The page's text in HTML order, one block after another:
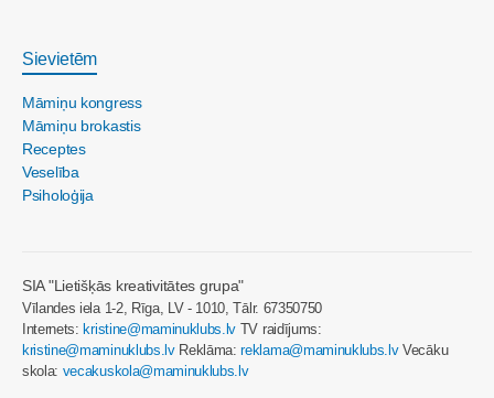
Sievietēm
Māmiņu kongress
Māmiņu brokastis
Receptes
Veselība
Psiholoģija
SIA "Lietišķās kreativitātes grupa"
Vīlandes iela 1-2, Rīga, LV - 1010, Tālr. 67350750
Internets: kristine@maminuklubs.lv TV raidījums:
kristine@maminuklubs.lvReklāma:reklama@maminuklubs.lvVecāku
skola: vecakuskola@maminuklubs.lv